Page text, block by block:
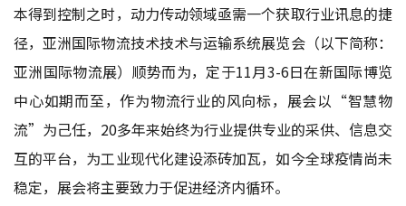
本得到控制之时，动力传动领域亟需一个获取行业讯息的捷
径，亚洲国际物流技术技术与运输系统展览会（以下简称：
亚洲国际物流展）顺势而为，定于11月3-6日在新国际博览
中心如期而至，作为物流行业的风向标，展会以“智慧物
流”为己任，20多年来始终为行业提供专业的采供、信息交
互的平台，为工业现代化建设添砖加瓦，如今全球疫情尚未
稳定，展会将主要致力于促进经济内循环。